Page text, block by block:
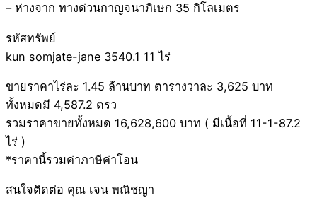
– ห่างจาก ทางด่วนกาญจนาภิเษก 35 กิโลเมตร
รหัสทรัพย์
kun somjate-jane 3540.1 11 ไร่
ขายราคาไร่ละ 1.45 ล้านบาท ตารางวาละ 3,625 บาท
ทั้งหมดมี 4,587.2 ตรว
รวมราคาขายทั้งหมด 16,628,600 บาท ( มีเนื้อที่ 11-1-87.2
ไร่ )
*ราคานี้รวมค่าภาษีค่าโอน
สนใจติดต่อ คุณ เจน พณิชญา